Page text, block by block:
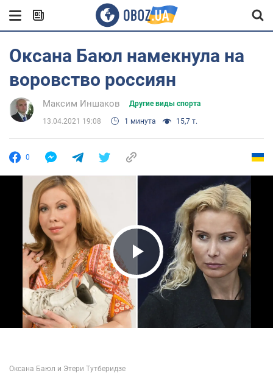
Оксана Баюл намекнула на
воровство россиян
Максим Иншаков Другие виды спорта
13.04.2021 19:08 1 минута 15,7 т.
0
Play Video